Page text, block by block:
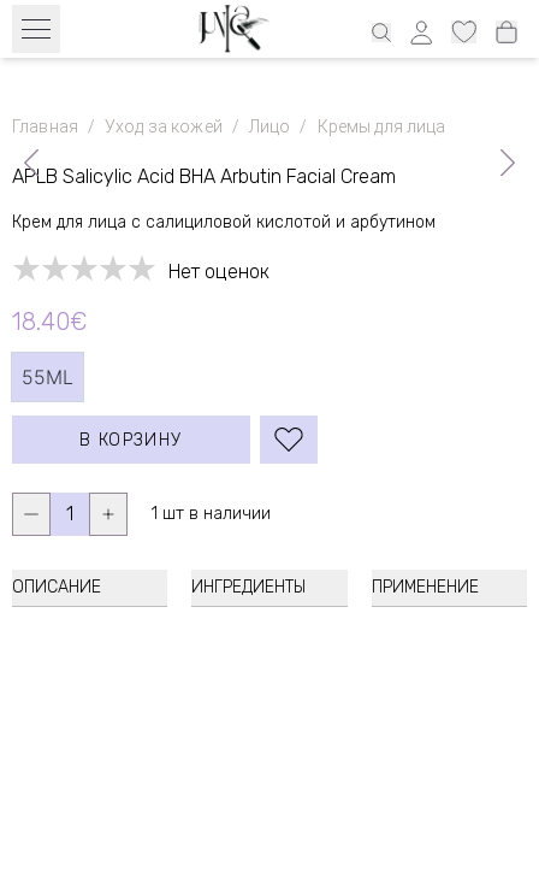
Бесплатный транспорт с 39€ по всей Эстонии и 69€ Латвия, 69€
Литва, 100€ Финляндия
Главная / Уход за кожей / Лицо / Кремы для лица
APLB Salicylic Acid BHA Arbutin Facial Cream
Крем для лица с салициловой кислотой и арбутином
Нет оценок
18.40€
55ML
В КОРЗИНУ
1 1 шт в наличии
ОПИСАНИЕ ИНГРЕДИЕНТЫ ПРИМЕНЕНИЕ